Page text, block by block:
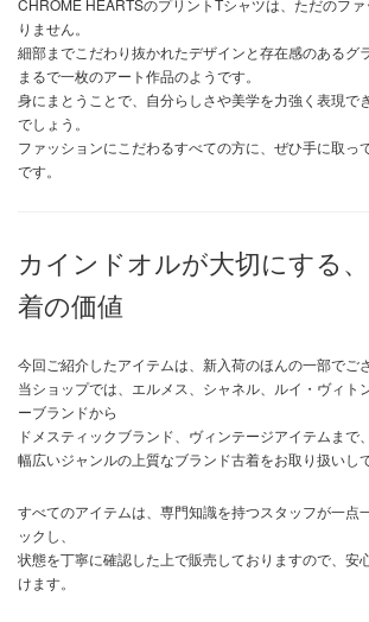
CHROME HEARTSのプリントTシャツは、ただのフ
りません。
細部までこだわり抜かれたデザインと存在感のあるグ
まるで一枚のアート作品のようです。
身にまとうことで、自分らしさや美学を力強く表現で
でしょう。
ファッションにこだわるすべての方に、ぜひ手に取っ
です。
カインドオルが大切にする
着の価値
今回ご紹介したアイテムは、新入荷のほんの一部でご
当ショップでは、エルメス、シャネル、ルイ・ヴィト
ーブランドから
ドメスティックブランド、ヴィンテージアイテムまで、
幅広いジャンルの上質なブランド古着をお取り扱いし
すべてのアイテムは、専門知識を持つスタッフが一点
ックし、
状態を丁寧に確認した上で販売しておりますので、安
けます。